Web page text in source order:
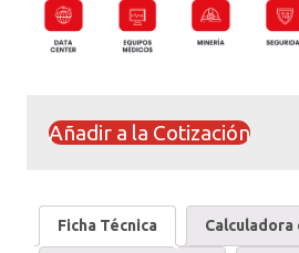
Añadir a la Cotización
Ficha Técnica Calculadora